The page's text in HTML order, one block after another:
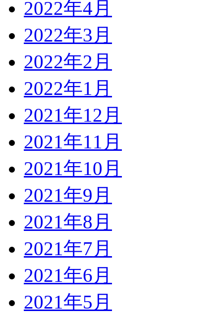
2022年4月
2022年3月
2022年2月
2022年1月
2021年12月
2021年11月
2021年10月
2021年9月
2021年8月
2021年7月
2021年6月
2021年5月